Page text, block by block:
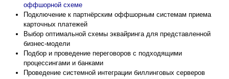
оффшорной схеме
Подключение к партнёрским оффшорным системам приема
карточных платежей
Выбор оптимальной схемы эквайринга для представленной
бизнес-модели
Подбор и проведение переговоров с подходящими
процессингами и банками
Проведение системной интеграции биллинговых серверов